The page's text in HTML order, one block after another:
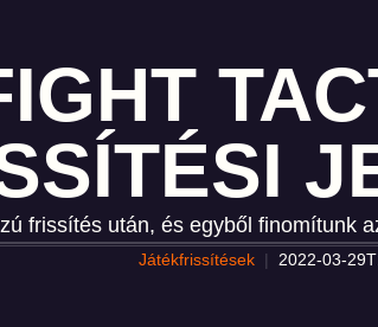
frissítés után, és egyből finomítunk
Játékfrissítések 2022-03-